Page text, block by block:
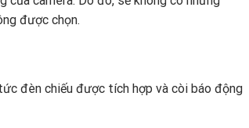
được chọn.
đèn chiếu được tích hợp và còi báo động